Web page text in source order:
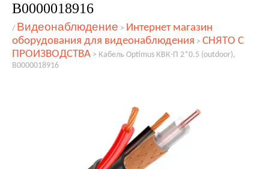
В0000018916
/ Видеонаблюдение > Интернет магазин
оборудования для видеонаблюдения > СНЯТО С
ПРОИЗВОДСТВА > Кабель Optimus КВК-П 2*0.5 (outdoor),
В0000018916